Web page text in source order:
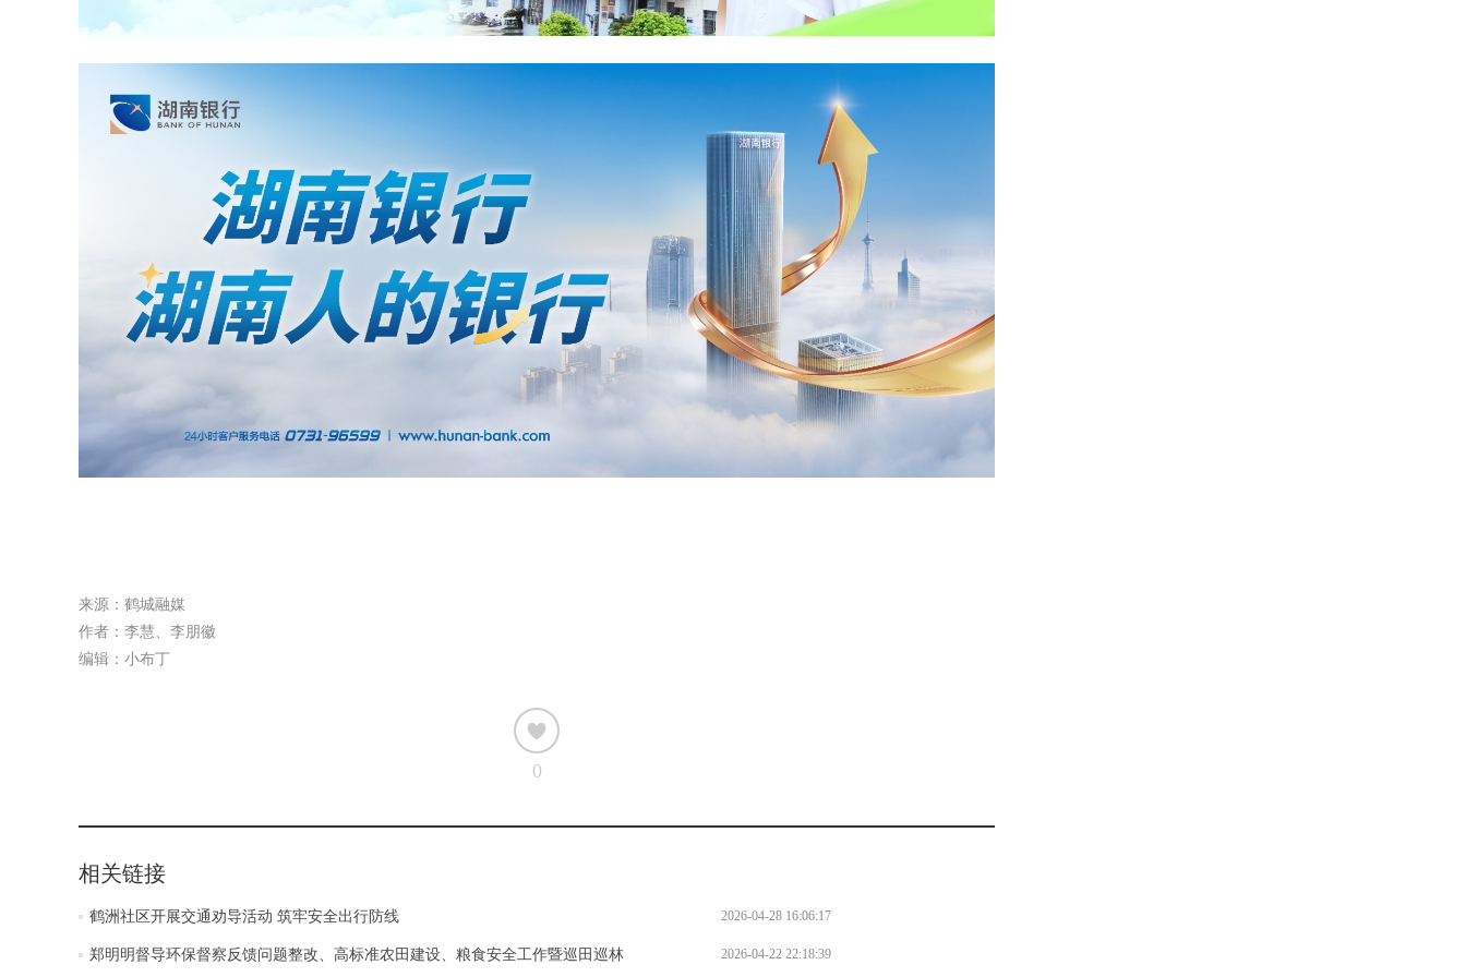
来源：鹤城融媒
作者：李慧、李朋徽
编辑：小布丁
0
相关链接
鹤洲社区开展交通劝导活动 筑牢安全出行防线 2026-04-28 16:06:17
郑明明督导环保督察反馈问题整改、高标准农田建设、粮食安全工作暨巡田巡林 2026-04-22 22:18:39